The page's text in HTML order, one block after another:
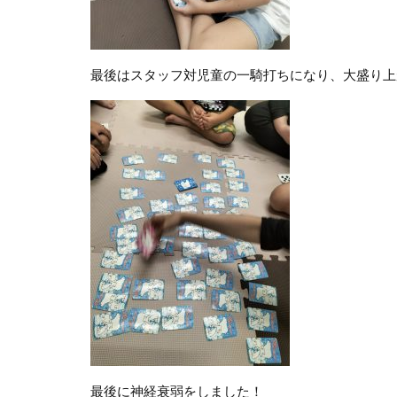
最後はスタッフ対児童の一騎打ちになり、大盛り
最後に神経衰弱をしました！